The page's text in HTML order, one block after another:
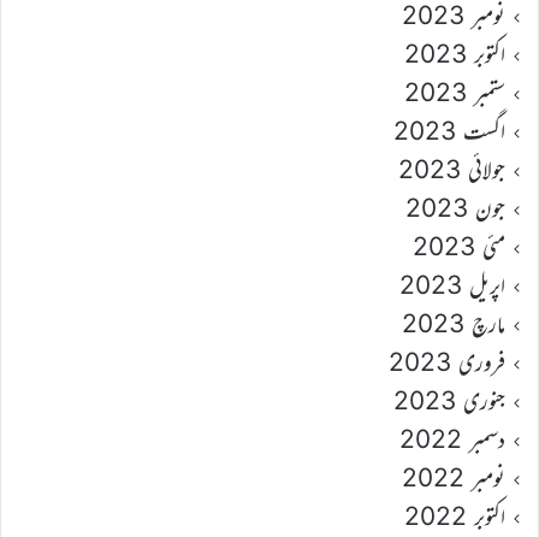
نومبر 2023
اکتوبر 2023
ستمبر 2023
اگست 2023
جولائی 2023
جون 2023
مئی 2023
اپریل 2023
مارچ 2023
فروری 2023
جنوری 2023
دسمبر 2022
نومبر 2022
اکتوبر 2022